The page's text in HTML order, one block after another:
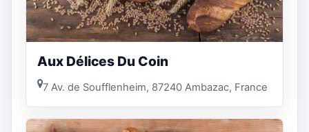
Aux Délices Du Coin
7 Av. de Soufflenheim, 87240 Ambazac, France